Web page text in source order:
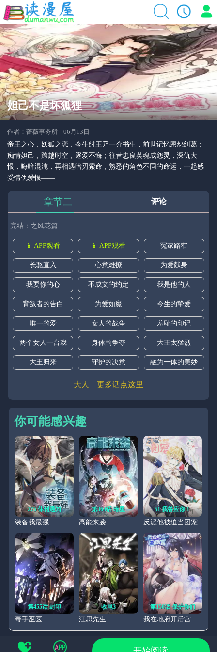
妲己不是坏狐狸
作者：蔷薇事务所 06月13日
帝王之心，妖狐之恋，今生纣王乃一介书生，前世记忆恩怨纠葛；
痴情妲己，跨越时空，逐爱不悔；往昔忠良英魂成怨灵，深仇大
恨，晦暗混沌，再相遇暗刃索命，熟悉的角色不同的命运，一起感
受情仇爱恨——
章节二 评论
完结：之风花篇
📱 APP观看 📱 APP观看 冤家路窄
长驱直入 心意难撩 为爱献身
我要你的心 不成文的约定 我是他的人
背叛者的告白 为爱如魔 今生的挚爱
唯一的爱 女人的战争 羞耻的印记
两个女人一台戏 身体的争夺 大王太猛烈
大王归来 守护的决意 融为一体的美妙
大人，更多话点这里
你可能感兴趣
275 休刊通知
装备我最强
第364话 暗星
高能来袭
51 我答应你！
反派他被迫当团宠
第455话 封印
毒手巫医
收尾3
江思先生
第150话 保护你们
我在地府开后宫